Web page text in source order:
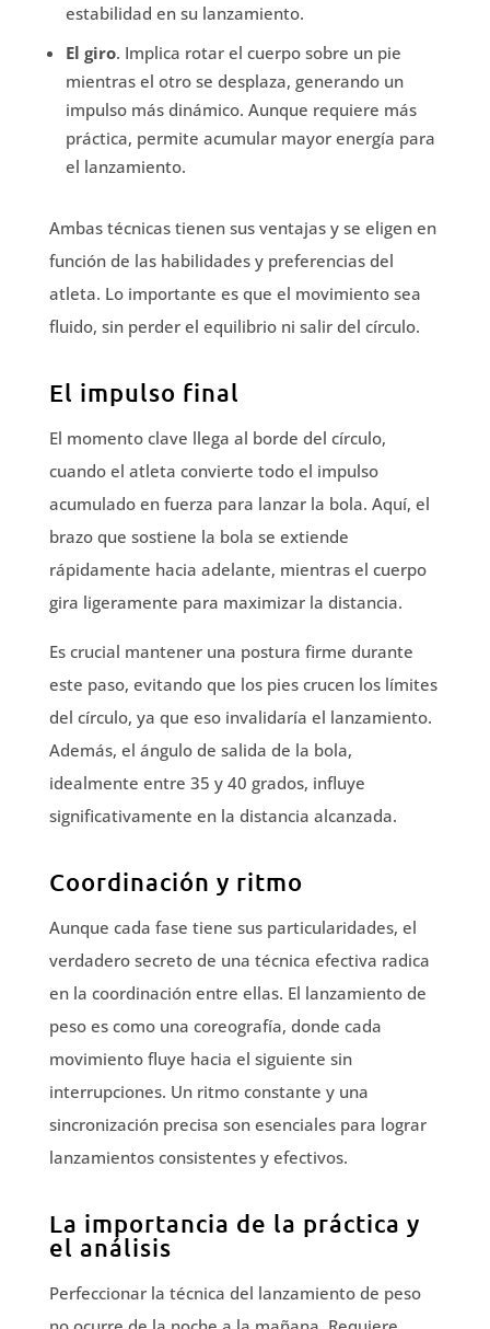
estabilidad en su lanzamiento.
El giro. Implica rotar el cuerpo sobre un pie
mientras el otro se desplaza, generando un
impulso más dinámico. Aunque requiere más
práctica, permite acumular mayor energía para
el lanzamiento.
Ambas técnicas tienen sus ventajas y se eligen en
función de las habilidades y preferencias del
atleta. Lo importante es que el movimiento sea
fluido, sin perder el equilibrio ni salir del círculo.
El impulso final
El momento clave llega al borde del círculo,
cuando el atleta convierte todo el impulso
acumulado en fuerza para lanzar la bola. Aquí, el
brazo que sostiene la bola se extiende
rápidamente hacia adelante, mientras el cuerpo
gira ligeramente para maximizar la distancia.
Es crucial mantener una postura firme durante
este paso, evitando que los pies crucen los límites
del círculo, ya que eso invalidaría el lanzamiento.
Además, el ángulo de salida de la bola,
idealmente entre 35 y 40 grados, influye
significativamente en la distancia alcanzada.
Coordinación y ritmo
Aunque cada fase tiene sus particularidades, el
verdadero secreto de una técnica efectiva radica
en la coordinación entre ellas. El lanzamiento de
peso es como una coreografía, donde cada
movimiento fluye hacia el siguiente sin
interrupciones. Un ritmo constante y una
sincronización precisa son esenciales para lograr
lanzamientos consistentes y efectivos.
La importancia de la práctica y
el análisis
Perfeccionar la técnica del lanzamiento de peso